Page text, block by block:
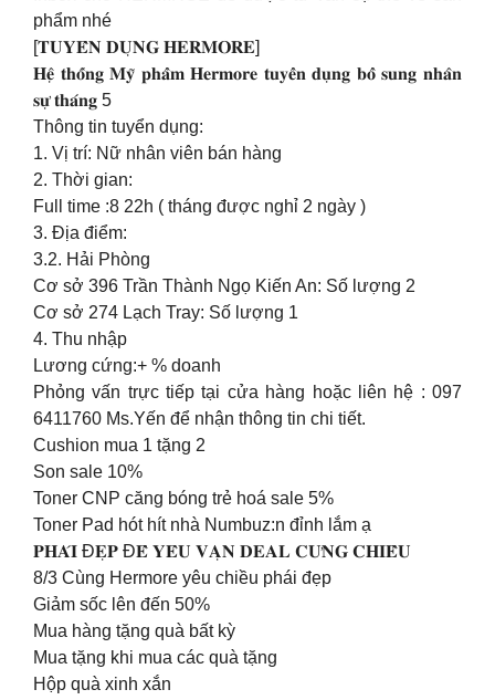
phẩm nhé
[𝐓𝐔𝐘𝐄̂̉𝐍 𝐃𝐔̣𝐍𝐆 𝐇𝐄𝐑𝐌𝐎𝐑𝐄]
𝐇𝐞̣̂ 𝐭𝐡𝐨̂́𝐧𝐠 𝐌𝐲̃ 𝐩𝐡𝐚̂̉𝐦 𝐇𝐞𝐫𝐦𝐨𝐫𝐞 𝐭𝐮𝐲𝐞̂̉𝐧 𝐝𝐮̣𝐧𝐠 𝐛𝐨̂̉ 𝐬𝐮𝐧𝐠 𝐧𝐡𝐚̂𝐧
𝐬𝐮̛̣ 𝐭𝐡𝐚́𝐧𝐠 5
Thông tin tuyển dụng:
1. Vị trí: Nữ nhân viên bán hàng
2. Thời gian:
Full time :8 22h ( tháng được nghỉ 2 ngày )
3. Địa điểm:
3.2. Hải Phòng
Cơ sở 396 Trần Thành Ngọ Kiến An: Số lượng 2
Cơ sở 274 Lạch Tray: Số lượng 1
4. Thu nhập
Lương cứng:+ % doanh
Phỏng vấn trực tiếp tại cửa hàng hoặc liên hệ : 097
6411760 Ms.Yến để nhận thông tin chi tiết.
Cushion mua 1 tặng 2
Son sale 10%
Toner CNP căng bóng trẻ hoá sale 5%
Toner Pad hót hít nhà Numbuz:n đỉnh lắm ạ
𝐏𝐇𝐀́𝐈 Đ𝐄̣𝐏 Đ𝐄̂̉ 𝐘𝐄̂𝐔 𝐕𝐀̣𝐍 𝐃𝐄𝐀𝐋 𝐂𝐔̛𝐍𝐆 𝐂𝐇𝐈𝐄̂̀𝐔
8/3 Cùng Hermore yêu chiều phái đẹp
Giảm sốc lên đến 50%
Mua hàng tặng quà bất kỳ
Mua tặng khi mua các quà tặng
Hộp quà xinh xắn